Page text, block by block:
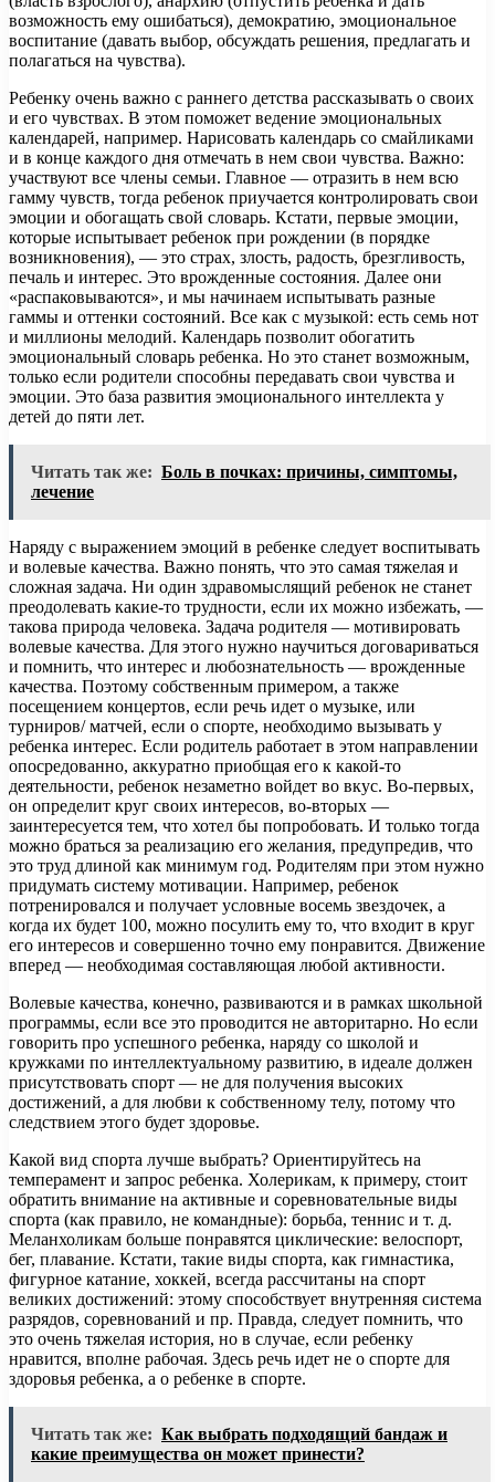
возможность ему ошибаться), демократию, эмоциональное
воспитание (давать выбор, обсуждать решения, предлагать и
полагаться на чувства).
Ребенку очень важно с раннего детства рассказывать о своих
и его чувствах. В этом поможет ведение эмоциональных
календарей, например. Нарисовать календарь со смайликами
и в конце каждого дня отмечать в нем свои чувства. Важно:
участвуют все члены семьи. Главное — отразить в нем всю
гамму чувств, тогда ребенок приучается контролировать свои
эмоции и обогащать свой словарь. Кстати, первые эмоции,
которые испытывает ребенок при рождении (в порядке
возникновения), — это страх, злость, радость, брезгливость,
печаль и интерес. Это врожденные состояния. Далее они
«распаковываются», и мы начинаем испытывать разные
гаммы и оттенки состояний. Все как с музыкой: есть семь нот
и миллионы мелодий. Календарь позволит обогатить
эмоциональный словарь ребенка. Но это станет возможным,
только если родители способны передавать свои чувства и
эмоции. Это база развития эмоционального интеллекта у
детей до пяти лет.
Читать так же: Боль в почках: причины, симптомы,
лечение
Наряду с выражением эмоций в ребенке следует воспитывать
и волевые качества. Важно понять, что это самая тяжелая и
сложная задача. Ни один здравомыслящий ребенок не станет
преодолевать какие-то трудности, если их можно избежать, —
такова природа человека. Задача родителя — мотивировать
волевые качества. Для этого нужно научиться договариваться
и помнить, что интерес и любознательность — врожденные
качества. Поэтому собственным примером, а также
посещением концертов, если речь идет о музыке, или
турниров/ матчей, если о спорте, необходимо вызывать у
ребенка интерес. Если родитель работает в этом направлении
опосредованно, аккуратно приобщая его к какой-то
деятельности, ребенок незаметно войдет во вкус. Во-первых,
он определит круг своих интересов, во-вторых —
заинтересуется тем, что хотел бы попробовать. И только тогда
можно браться за реализацию его желания, предупредив, что
это труд длиной как минимум год. Родителям при этом нужно
придумать систему мотивации. Например, ребенок
потренировался и получает условные восемь звездочек, а
когда их будет 100, можно посулить ему то, что входит в круг
его интересов и совершенно точно ему понравится. Движение
вперед — необходимая составляющая любой активности.
Волевые качества, конечно, развиваются и в рамках школьной
программы, если все это проводится не авторитарно. Но если
говорить про успешного ребенка, наряду со школой и
кружками по интеллектуальному развитию, в идеале должен
присутствовать спорт — не для получения высоких
достижений, а для любви к собственному телу, потому что
следствием этого будет здоровье.
Какой вид спорта лучше выбрать? Ориентируйтесь на
темперамент и запрос ребенка. Холерикам, к примеру, стоит
обратить внимание на активные и соревновательные виды
спорта (как правило, не командные): борьба, теннис и т. д.
Меланхоликам больше понравятся циклические: велоспорт,
бег, плавание. Кстати, такие виды спорта, как гимнастика,
фигурное катание, хоккей, всегда рассчитаны на спорт
великих достижений: этому способствует внутренняя система
разрядов, соревнований и пр. Правда, следует помнить, что
это очень тяжелая история, но в случае, если ребенку
нравится, вполне рабочая. Здесь речь идет не о спорте для
здоровья ребенка, а о ребенке в спорте.
Читать так же: Как выбрать подходящий бандаж и
какие преимущества он может принести?